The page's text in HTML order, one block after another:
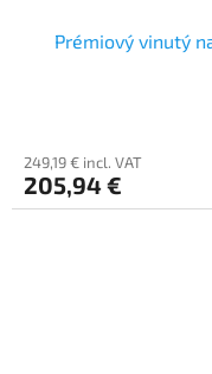
Prémiový vinutý
249,19 € incl. VAT
205,94 €